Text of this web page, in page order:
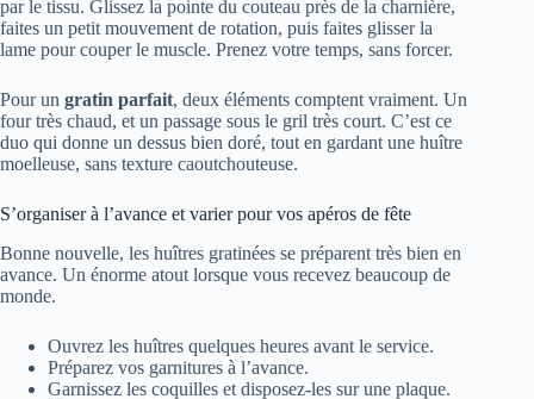
par le tissu. Glissez la pointe du couteau près de la charnière,
faites un petit mouvement de rotation, puis faites glisser la
lame pour couper le muscle. Prenez votre temps, sans forcer.
Pour un gratin parfait, deux éléments comptent vraiment. Un
four très chaud, et un passage sous le gril très court. C’est ce
duo qui donne un dessus bien doré, tout en gardant une huître
moelleuse, sans texture caoutchouteuse.
S’organiser à l’avance et varier pour vos apéros de fête
Bonne nouvelle, les huîtres gratinées se préparent très bien en
avance. Un énorme atout lorsque vous recevez beaucoup de
monde.
Ouvrez les huîtres quelques heures avant le service.
Préparez vos garnitures à l’avance.
Garnissez les coquilles et disposez-les sur une plaque.